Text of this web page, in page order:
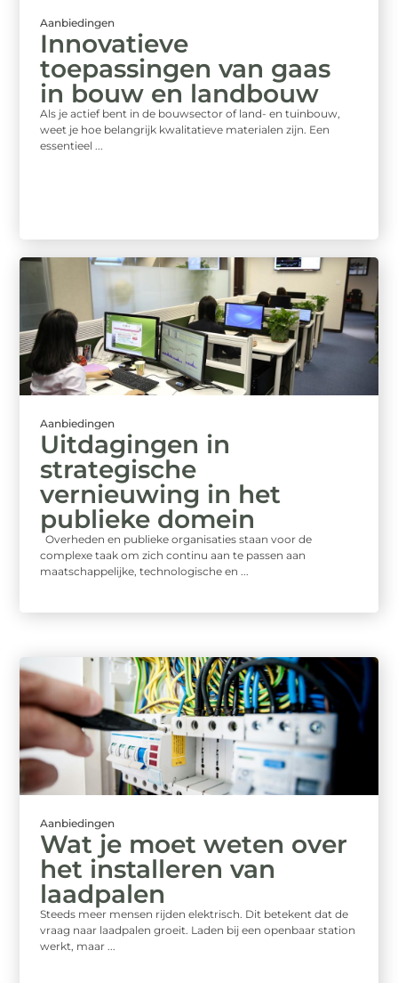
Aanbiedingen
Innovatieve
toepassingen van gaas
in bouw en landbouw
Als je actief bent in de bouwsector of land- en tuinbouw,
weet je hoe belangrijk kwalitatieve materialen zijn. Een
essentieel ...
Aanbiedingen
Uitdagingen in
strategische
vernieuwing in het
publieke domein
Overheden en publieke organisaties staan voor de
complexe taak om zich continu aan te passen aan
maatschappelijke, technologische en ...
Aanbiedingen
Wat je moet weten over
het installeren van
laadpalen
Steeds meer mensen rijden elektrisch. Dit betekent dat de
vraag naar laadpalen groeit. Laden bij een openbaar station
werkt, maar ...